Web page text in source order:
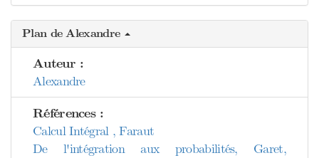
Plan de Alexandre
Auteur :
Alexandre
Références :
Calcul Intégral , Faraut
De l'intégration aux probabilités, Garet,